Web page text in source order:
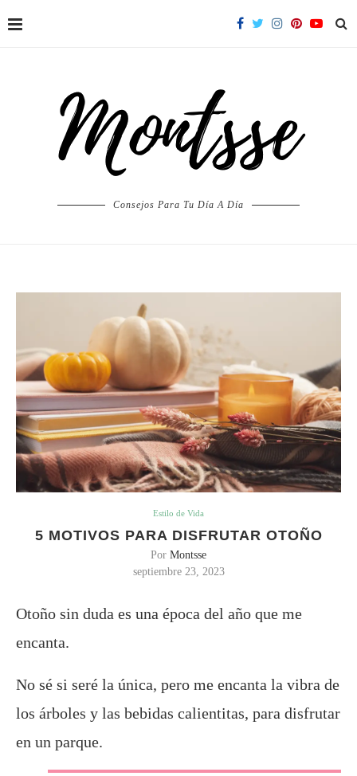
Consejos Para Tu Día A Día
Estilo de Vida
5 MOTIVOS PARA DISFRUTAR OTOÑO
Por Montsse
septiembre 23, 2023
Otoño sin duda es una época del año que me
encanta.
No sé si seré la única, pero me encanta la vibra de
los árboles y las bebidas calientitas, para disfrutar
en un parque.